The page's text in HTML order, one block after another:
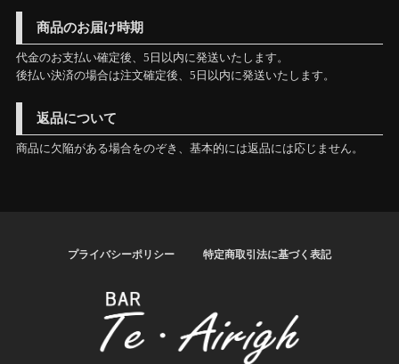
商品のお届け時期
代金のお支払い確定後、5日以内に発送いたします。
後払い決済の場合は注文確定後、5日以内に発送いたします。
返品について
商品に欠陥がある場合をのぞき、基本的には返品には応じません。
プライバシーポリシー 特定商取引法に基づく表記